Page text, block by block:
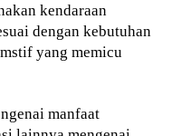
kendaraan
dengan kebutuhan
yang memicu
manfaat